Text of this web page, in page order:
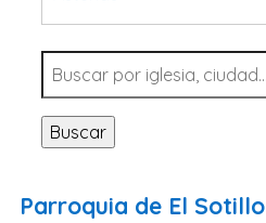
Tarragona
Navarra
Valladolid
Sevilla
Santa Cruz de Tenerife
Buscar
Parroquia de El Sotillo